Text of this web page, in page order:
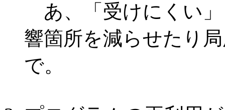
あ、「受けにくい
響箇所を減らせたり
で。